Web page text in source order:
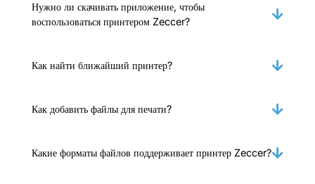
Нужно ли скачивать приложение, чтобы
воспользоваться принтером Zeccer?
Как найти ближайший принтер?
Как добавить файлы для печати?
Какие форматы файлов поддерживает принтер Zeccer?